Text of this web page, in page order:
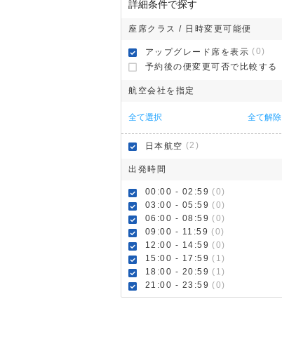
詳細条件で探す
座席クラス / 日時変更可能便
アップグレード席を表示 (0)
予約後の便変更可否で比較する
航空会社を指定
全て選択 全て解除
日本航空 (2)
出発時間
00:00 - 02:59 (0)
03:00 - 05:59 (0)
06:00 - 08:59 (0)
09:00 - 11:59 (0)
12:00 - 14:59 (0)
15:00 - 17:59 (1)
18:00 - 20:59 (1)
21:00 - 23:59 (0)